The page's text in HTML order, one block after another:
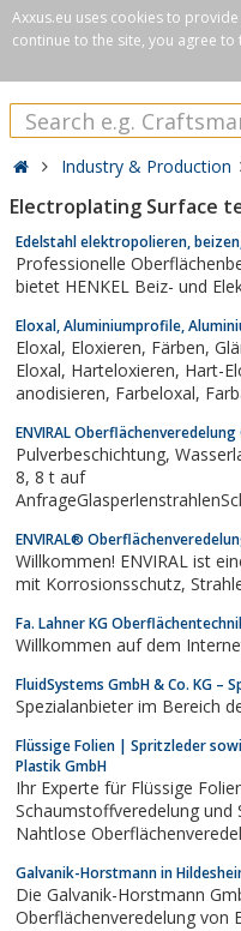
Axxus.eu uses cookies to
continue to the site, you agree to
Industry & Production
Electroplating Surface
Edelstahl elektropolieren, beizen,
Professionelle
bietet HENKEL Beiz- und
Eloxal, Aluminiumprofile,
Eloxal, Eloxieren, Färben, Glänzen, Farbig eloxieren, Anodisieren, Lohneloxal, Lohneloxieren, Harteloxal, Hart-
Eloxal, Harteloxieren, Hart-Eloxieren, Hartanodisieren, Hartanodisation, Aluminium eloxieren, Aluminium
ENVIRAL Oberflächenveredelung
Pulverbeschichtung, Wasserlack, Strahlenbis 13 x 2, 5 x 3, 6 m und 3.000 kgSonderkonstruktionen darüber bis
8, 8 t auf
ENVIRAL®
Willkommen! ENVIRAL ist
mit
Fa. Lahner KG
Willkommen auf dem
FluidSystems GmbH & Co. KG
Spezialanbieter im Bereich
Flüssige Folien | Spritzleder
Plastik GmbH
Ihr Experte für Flüssige Folien, Spritzleder und Spritzfolien, sowie
Schaumstoffveredelung und
Nahtlose
Galvanik-Horstmann in
Die Galvanik-Horstmann
Oberflächenveredelung von